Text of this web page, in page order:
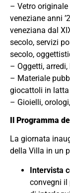
– Vetro
veneziane anni
veneziana dal
secolo, servizi
secolo,
– Oggetti,
– Materiale
giocattoli in
– Gioielli,
Il Programma
La giornata
della Villa in un
Intervista
convegni il